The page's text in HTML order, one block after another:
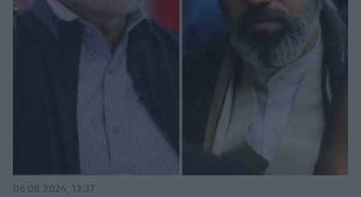
06.08.2026, 13:37